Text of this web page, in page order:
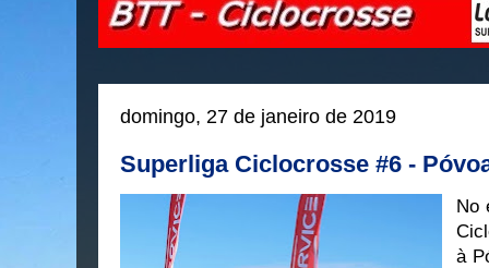
domingo, 27 de janeiro de 2019
Superliga Ciclocrosse #6 -
No
à